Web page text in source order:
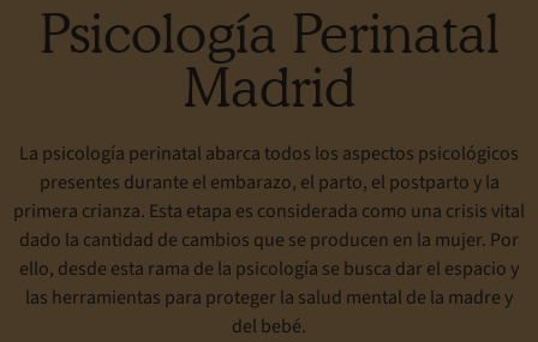
Psicología Perinatal
Madrid
La psicología perinatal abarca todos los aspectos psicológicos
presentes durante el embarazo, el parto, el postparto y la
primera crianza. Esta etapa es considerada como una crisis vital
dado la cantidad de cambios que se producen en la mujer. Por
ello, desde esta rama de la psicología se busca dar el espacio y
las herramientas para proteger la salud mental de la madre y
del bebé.